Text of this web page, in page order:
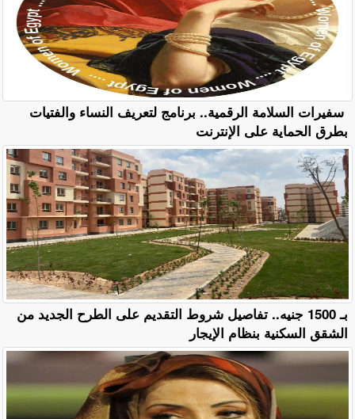
سفيرات السلامة الرقمية.. برنامج لتعريف النساء والفتيات
بطرق الحماية على الإنترنت
بـ 1500 جنيه.. تفاصيل شروط التقديم على الطرح الجديد من
الشقق السكنية بنظام الإيجار